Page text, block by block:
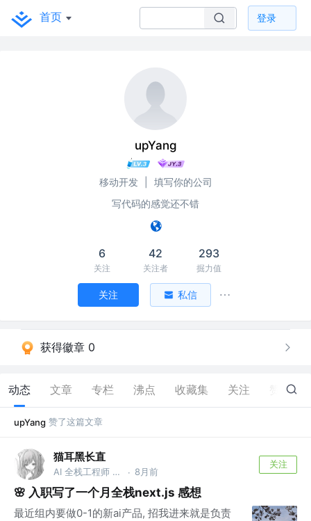
首页 登录
upYang
移动开发
填写你的公司
写代码的感觉还不错
6
关注
42
关注者
293
掘力值
关注 私信
获得徽章 0
动态 文章 专栏 沸点 收藏集 关注 32
upYang 赞了这篇文章
猫耳黑长直
AI 全栈工程师 @同程旅行 · 8月前
关注
🌸 入职写了一个月全栈next.js 感想
最近组内要做0-1的新ai产品, 招我进来就是负责